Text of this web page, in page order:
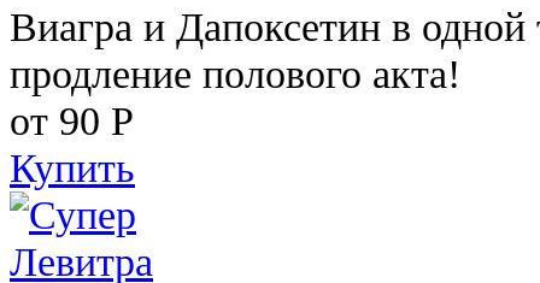
Виагра и Дапоксетин в одной
продление полового акта!
от 90 Р
Купить